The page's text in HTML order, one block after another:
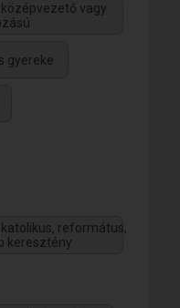
vagy
gyereke
református,
keresztény